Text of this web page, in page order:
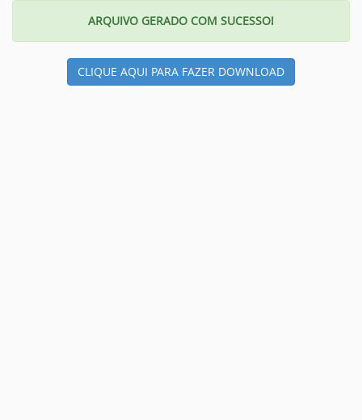
ARQUIVO GERADO COM SUCESSO!
CLIQUE AQUI PARA FAZER DOWNLOAD